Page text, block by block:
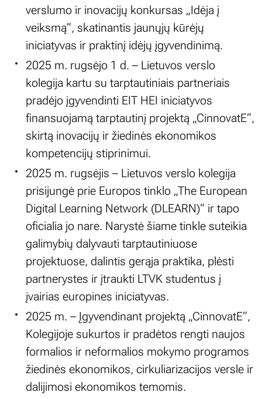
verslumo ir inovacijų konkursas „Idėja į
veiksmą“, skatinantis jaunųjų kūrėjų
iniciatyvas ir praktinį idėjų įgyvendinimą.
2025 m. rugsėjo 1 d. – Lietuvos verslo
kolegija kartu su tarptautiniais partneriais
pradėjo įgyvendinti EIT HEI iniciatyvos
finansuojamą tarptautinį projektą „CinnovatE“,
skirtą inovacijų ir žiedinės ekonomikos
kompetencijų stiprinimui.
2025 m. rugsėjis – Lietuvos verslo kolegija
prisijungė prie Europos tinklo „The European
Digital Learning Network (DLEARN)“ ir tapo
oficialia jo nare. Narystė šiame tinkle suteikia
galimybių dalyvauti tarptautiniuose
projektuose, dalintis gerąja praktika, plėsti
partnerystes ir įtraukti LTVK studentus į
įvairias europines iniciatyvas.
2025 m. – Įgyvendinant projektą „CinnovatE“,
Kolegijoje sukurtos ir pradėtos rengti naujos
formalios ir neformalios mokymo programos
žiedinės ekonomikos, cirkuliarizacijos versle ir
dalijimosi ekonomikos temomis.